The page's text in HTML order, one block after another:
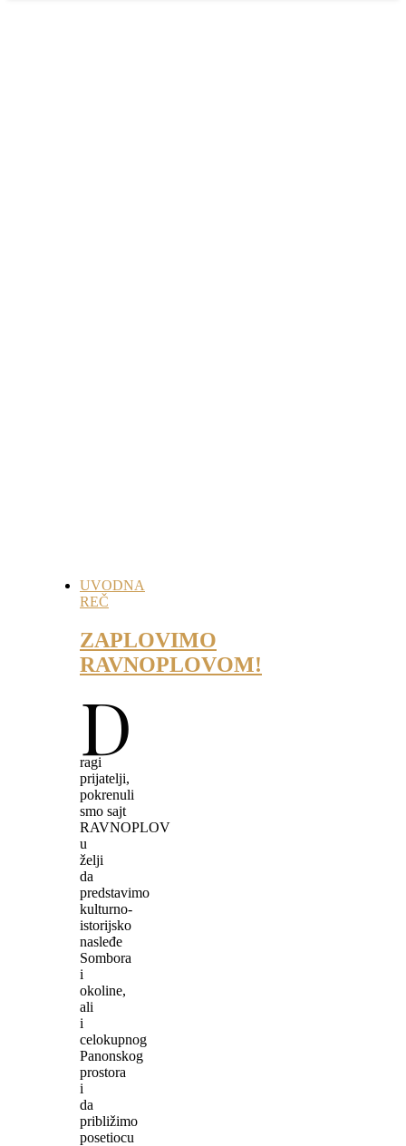
UVODNA
REČ
ZAPLOVIMO
RAVNOPLOVOM!
D
ragi
prijatelji,
pokrenuli
smo sajt
RAVNOPLOV
u
želji
da
predstavimo
kulturno-
istorijsko
nasleđe
Sombora
i
okoline,
ali
i
celokupnog
Panonskog
prostora
i
da
približimo
posetiocu